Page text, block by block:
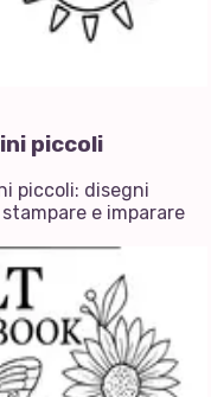
piccoli
piccoli: disegni
e imparare